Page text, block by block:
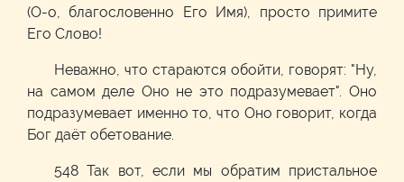
(О-о, благословенно Его Имя), просто примите
Его Слово!
Неважно, что стараются обойти, говорят: "Ну,
на самом деле Оно не это подразумевает". Оно
подразумевает именно то, что Оно говорит, когда
Бог даёт обетование.
548 Так вот, если мы обратим пристальное